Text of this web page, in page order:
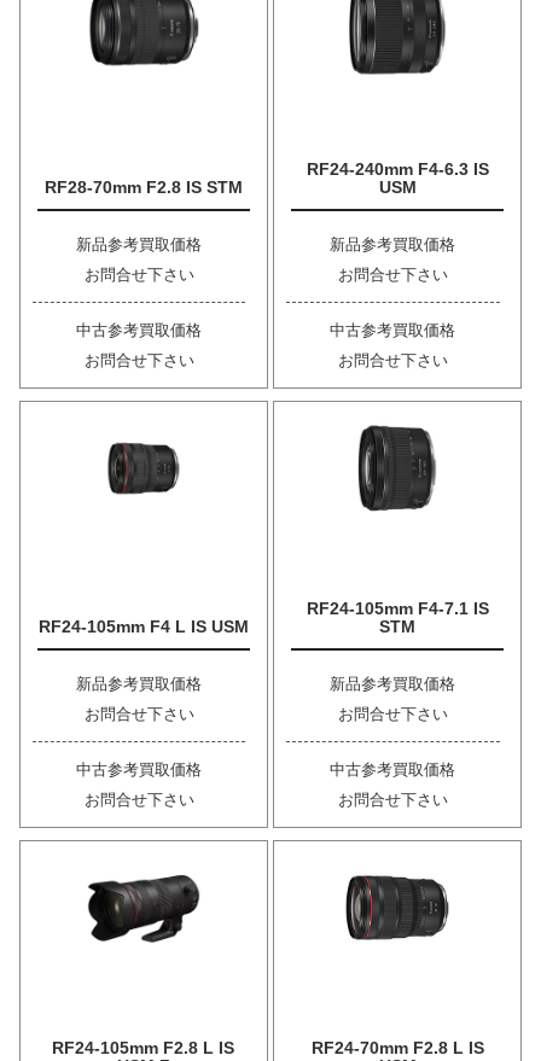
RF28-70mm F2.8 IS STM
新品参考買取価格
お問合せ下さい
中古参考買取価格
お問合せ下さい
RF24-240mm F4-6.3 IS
USM
新品参考買取価格
お問合せ下さい
中古参考買取価格
お問合せ下さい
RF24-105mm F4 L IS USM
新品参考買取価格
お問合せ下さい
中古参考買取価格
お問合せ下さい
RF24-105mm F4-7.1 IS
STM
新品参考買取価格
お問合せ下さい
中古参考買取価格
お問合せ下さい
RF24-105mm F2.8 L IS
RF24-70mm F2.8 L IS